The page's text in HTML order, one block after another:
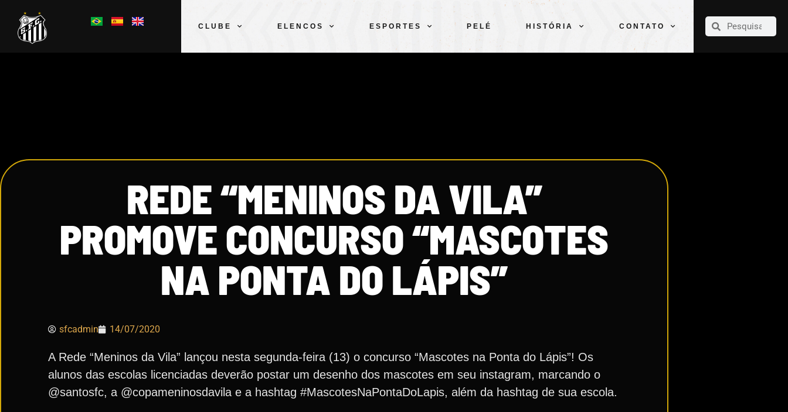
CLUBE ELENCOS ESPORTES PELÉ HISTÓRIA CONTATO
CLUBE
REDE “MENINOS DA VILA”
PROMOVE CONCURSO “MASCOTES
NA PONTA DO LÁPIS”
sfcadmin 14/07/2020
A Rede “Meninos da Vila” lançou nesta segunda-feira (13) o concurso “Mascotes na Ponta do Lápis”! Os
alunos das escolas licenciadas deverão postar um desenho dos mascotes em seu instagram, marcando o
@santosfc, a @copameninosdavila e a hashtag #MascotesNaPontaDoLapis, além da hashtag de sua escola.